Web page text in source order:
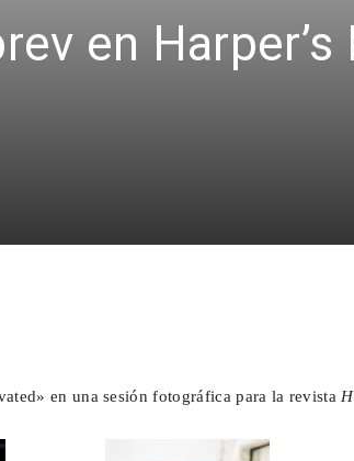
en Harper’s
en una sesión fotográfica para la revista